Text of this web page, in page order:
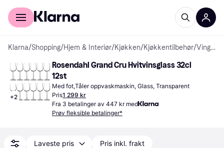
For kunder
Klarna/Shopping/Hjem & Interiør/Kjøkken/Kjøkkentilbehør/ Vinglass
+2
Rosendahl Grand Cru Hvitvinsglass 32cl
12st
Med fot,Tåler oppvaskmaskin, Glass, Transparent
Pris1 299 kr
Fra 3 betalinger av 447 kr med
Prøv fleksible betalinger*
Laveste pris Pris inkl. frakt